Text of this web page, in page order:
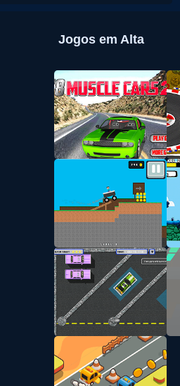
Jogos em Alta